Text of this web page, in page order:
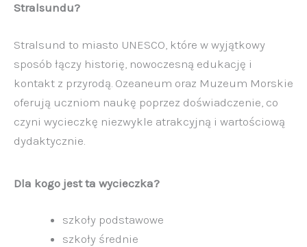
Stralsundu?
Stralsund to miasto UNESCO, które w wyjątkowy
sposób łączy historię, nowoczesną edukację i
kontakt z przyrodą. Ozeaneum oraz Muzeum Morskie
oferują uczniom naukę poprzez doświadczenie, co
czyni wycieczkę niezwykle atrakcyjną i wartościową
dydaktycznie.
Dla kogo jest ta wycieczka?
szkoły podstawowe
szkoły średnie